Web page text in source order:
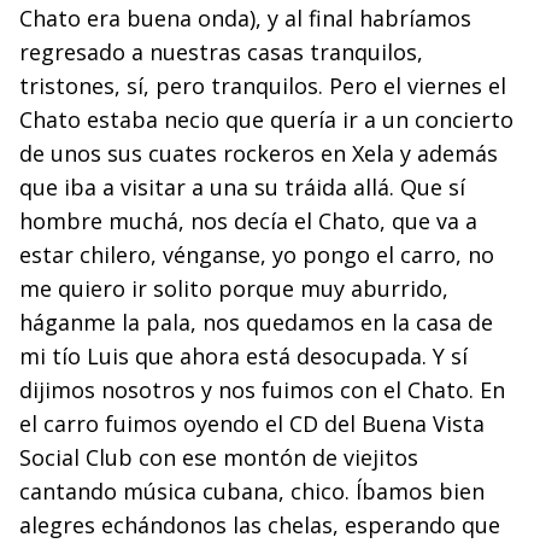
Chato era buena onda), y al final habríamos
regresado a nuestras casas tranquilos,
tristones, sí, pero tranquilos. Pero el viernes el
Chato estaba necio que quería ir a un concierto
de unos sus cuates rockeros en Xela y además
que iba a visitar a una su tráida allá. Que sí
hombre muchá, nos decía el Chato, que va a
estar chilero, vénganse, yo pongo el carro, no
me quiero ir solito porque muy aburrido,
háganme la pala, nos quedamos en la casa de
mi tío Luis que ahora está desocupada. Y sí
dijimos nosotros y nos fuimos con el Chato. En
el carro fuimos oyendo el CD del Buena Vista
Social Club con ese montón de viejitos
cantando música cubana, chico. Íbamos bien
alegres echándonos las chelas, esperando que